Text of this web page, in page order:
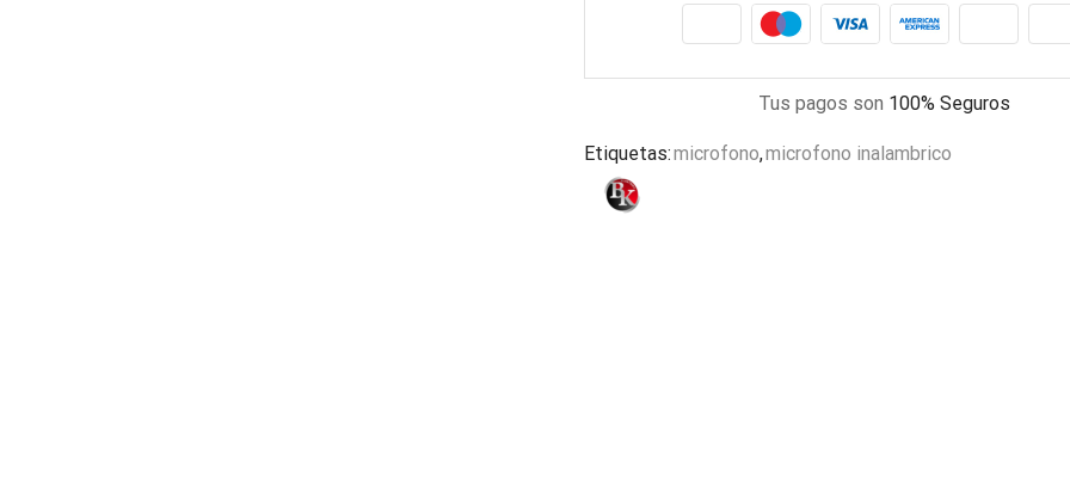
Tus pagos son 100% Seguros
Etiquetas:microfono,microfono inalambrico